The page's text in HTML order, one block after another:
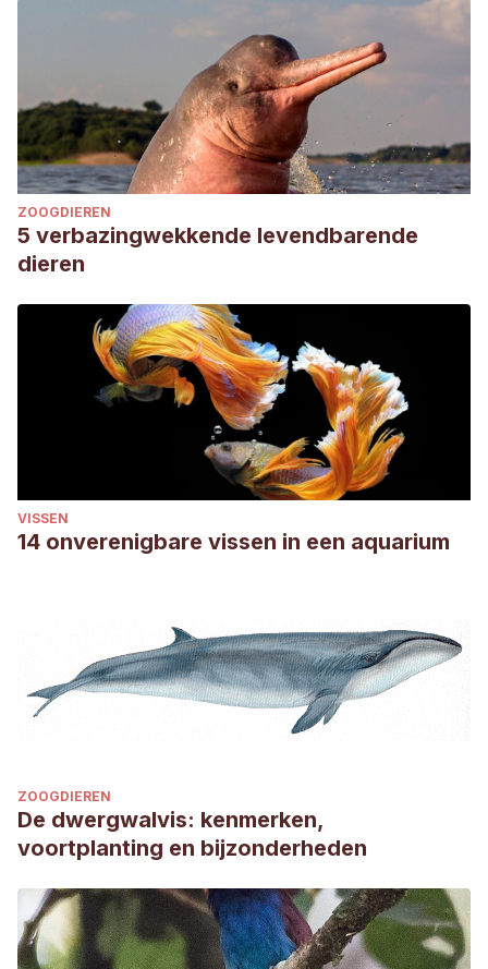
ZOOGDIEREN
5 verbazingwekkende levendbarende
dieren
VISSEN
14 onverenigbare vissen in een aquarium
ZOOGDIEREN
De dwergwalvis: kenmerken,
voortplanting en bijzonderheden